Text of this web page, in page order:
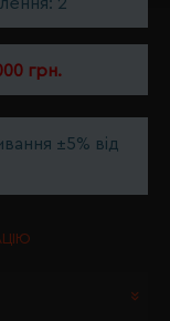
грн.
±5% від